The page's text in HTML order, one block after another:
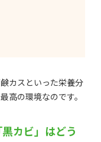
カスといった栄養分
高の環境なのです。
カビ」はどう